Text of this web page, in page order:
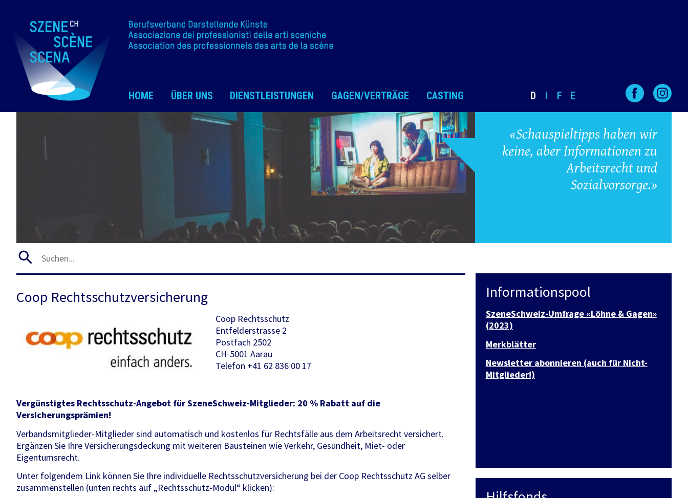
HOME ÜBER UNS DIENSTLEISTUNGEN GAGEN/VERTRÄGE CASTING D I F E
«Schauspieltipps haben wir
keine, aber Informationen zu
Arbeitsrecht und
Sozialvorsorge.»
Coop Rechtsschutzversicherung
Coop Rechtsschutz
Entfelderstrasse 2
Postfach 2502
CH-5001 Aarau
Telefon +41 62 836 00 17
Vergünstigtes Rechtsschutz-Angebot für SzeneSchweiz-Mitglieder: 20 % Rabatt auf die
Versicherungsprämien!
Verbandsmitglieder-Mitglieder sind automatisch und kostenlos für Rechtsfälle aus dem Arbeitsrecht versichert.
Ergänzen Sie Ihre Versicherungsdeckung mit weiteren Bausteinen wie Verkehr, Gesundheit, Miet- oder
Eigentumsrecht.
Unter folgendem Link können Sie Ihre individuelle Rechtsschutzversicherung bei der Coop Rechtsschutz AG selber
zusammenstellen (unten rechts auf „Rechtsschutz-Modul“ klicken):
Informationspool
SzeneSchweiz-Umfrage «Löhne & Gagen»
(2023)
Merkblätter
Newsletter abonnieren (auch für Nicht-
Mitglieder!)